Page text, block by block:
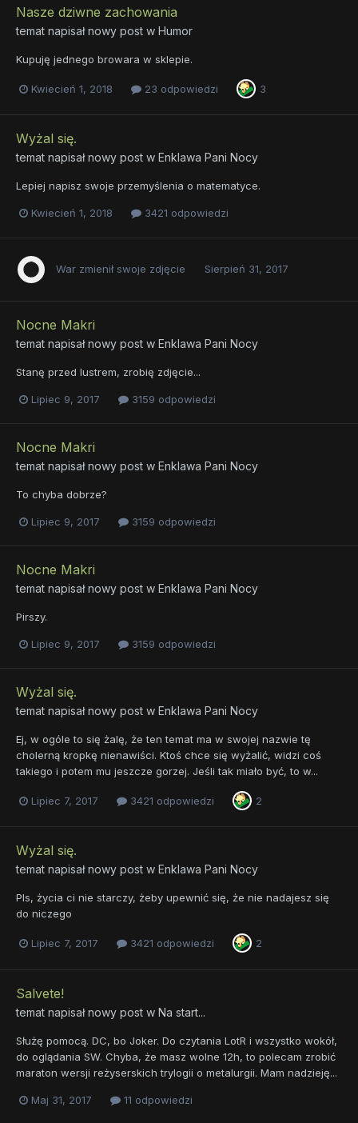
Nasze dziwne zachowania
temat napisał nowy post w Humor
Kupuję jednego browara w sklepie.
Kwiecień 1, 2018 23 odpowiedzi 3
Wyżal się.
temat napisał nowy post w Enklawa Pani Nocy
Lepiej napisz swoje przemyślenia o matematyce.
Kwiecień 1, 2018 3421 odpowiedzi
War zmienił swoje zdjęcie Sierpień 31, 2017
Nocne Makri
temat napisał nowy post w Enklawa Pani Nocy
Stanę przed lustrem, zrobię zdjęcie...
Lipiec 9, 2017 3159 odpowiedzi
Nocne Makri
temat napisał nowy post w Enklawa Pani Nocy
To chyba dobrze?
Lipiec 9, 2017 3159 odpowiedzi
Nocne Makri
temat napisał nowy post w Enklawa Pani Nocy
Pirszy.
Lipiec 9, 2017 3159 odpowiedzi
Wyżal się.
temat napisał nowy post w Enklawa Pani Nocy
Ej, w ogóle to się żalę, że ten temat ma w swojej nazwie tę
cholerną kropkę nienawiści. Ktoś chce się wyżalić, widzi coś
takiego i potem mu jeszcze gorzej. Jeśli tak miało być, to w...
Lipiec 7, 2017 3421 odpowiedzi 2
Wyżal się.
temat napisał nowy post w Enklawa Pani Nocy
Pls, życia ci nie starczy, żeby upewnić się, że nie nadajesz się
do niczego
Lipiec 7, 2017 3421 odpowiedzi 2
Salvete!
temat napisał nowy post w Na start...
Służę pomocą. DC, bo Joker. Do czytania LotR i wszystko wokół,
do oglądania SW. Chyba, że masz wolne 12h, to polecam zrobić
maraton wersji reżyserskich trylogii o metalurgii. Mam nadzieję...
Maj 31, 2017 11 odpowiedzi